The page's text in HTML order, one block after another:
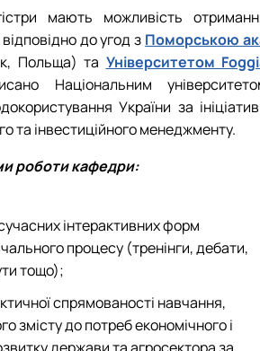
мають можливість
до угод з Поморською
Польща) та Університетом
Національним
України за
та інвестиційного менеджменту.
роботи кафедри:
інтерактивних форм
процесу (тренінги, дебати,
тощо);
спрямованості навчання,
змісту до потреб економічного і
держави та агросектора за